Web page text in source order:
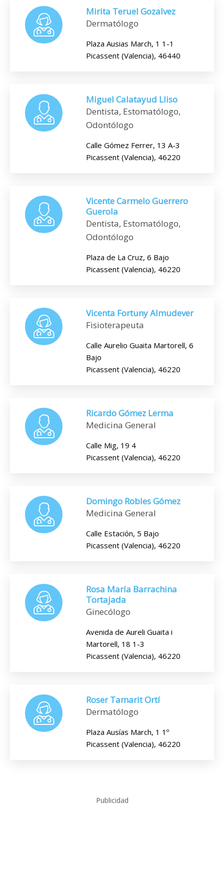
Mirita Teruel Gozalvez
Dermatólogo
Plaza Ausias March, 1 1-1
Picassent (Valencia), 46440
Miguel Calatayud Lliso
Dentista, Estomatólogo,
Odontólogo
Calle Gómez Ferrer, 13 A-3
Picassent (Valencia), 46220
Vicente Carmelo Guerrero
Guerola
Dentista, Estomatólogo,
Odontólogo
Plaza de La Cruz, 6 Bajo
Picassent (Valencia), 46220
Vicenta Fortuny Almudever
Fisioterapeuta
Calle Aurelio Guaita Martorell, 6
Bajo
Picassent (Valencia), 46220
Ricardo Gómez Lerma
Medicina General
Calle Mig, 19 4
Picassent (Valencia), 46220
Domingo Robles Gómez
Medicina General
Calle Estación, 5 Bajo
Picassent (Valencia), 46220
Rosa María Barrachina
Tortajada
Ginecólogo
Avenida de Aureli Guaita i
Martorell, 18 1-3
Picassent (Valencia), 46220
Roser Tamarit Ortí
Dermatólogo
Plaza Ausías March, 1 1º
Picassent (Valencia), 46220
Publicidad